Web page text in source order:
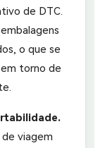
de DTC.
o que se
em torno de
viagem